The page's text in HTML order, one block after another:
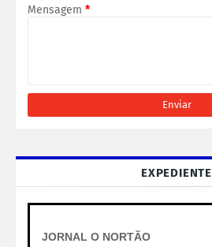
Mensagem *
EXPEDIENTE
JORNAL O NORTÃO